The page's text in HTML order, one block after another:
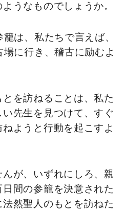
うなものでしょうか。
は、私たちで言えば、
に行き、稽古に励むよ
を訪ねることは、私た
先生を見つけて、すぐ
ようと行動を起こすよ
が、いずれにしろ、親
間の参籠を決意された
然聖人のもとを訪ねた